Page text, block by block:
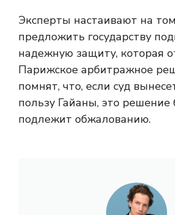
Эксперты настаивают на
предложить государству
надежную защиту, которая
Парижское арбитражное
помнят, что, если суд
пользу Гайаны, это решение
подлежит обжалованию.